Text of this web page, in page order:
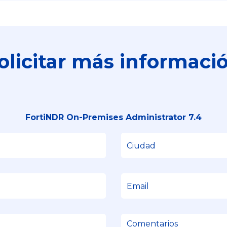
más
FortiNDR On-Premises Administrator 7.4